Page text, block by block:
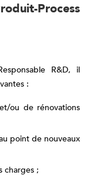
Process
R&D, il
:
ou de rénovations
point de nouveaux
charges ;